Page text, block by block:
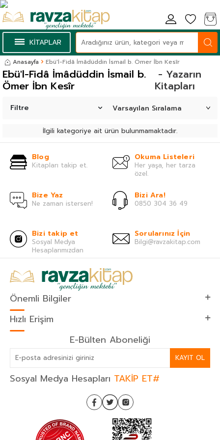
KİTAPLAR
Anasayfa Ebü'l-Fidâ İmâdüddin İsmail b. Ömer İbn Kesîr
- Yazarın
Kitapları
Ebü'l-Fidâ İmâdüddin İsmail b.
Ömer İbn Kesîr
Filtre
İlgili kategoriye ait ürün bulunmamaktadır.
Blog
Kitapları takip et.
Okuma Listeleri
Her yaşa, her tarza
özel.
Bize Yaz
Ne zaman istersen!
Bizi Ara!
0850 304 36 49
Bizi takip et
Sosyal Medya
Hesaplarımızdan
Sorularınız İçin
Bilgi@ravzakitap.com
Önemli Bilgiler
Hızlı Erişim
E-Bülten Aboneliği
KAYIT OL
Sosyal Medya Hesapları TAKİP ET#